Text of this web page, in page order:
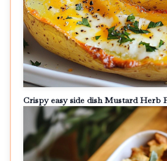
Crispy easy side dish Mustard Herb